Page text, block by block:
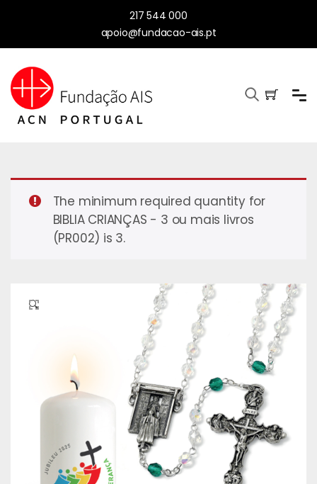
217 544 000
apoio@fundacao-ais.pt
The minimum required quantity for
BIBLIA CRIANÇAS - 3 ou mais livros
(PR002) is 3.
🔍